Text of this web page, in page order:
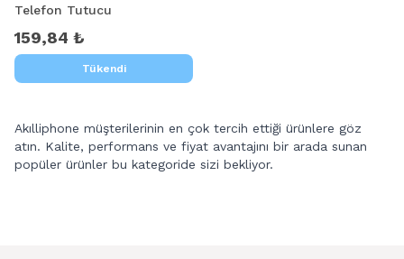
Telefon Tutucu
159,84 ₺
Tükendi
Akılliphone müşterilerinin en çok tercih ettiği ürünlere göz
atın. Kalite, performans ve fiyat avantajını bir arada sunan
popüler ürünler bu kategoride sizi bekliyor.